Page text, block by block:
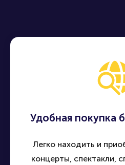
Удобная покупка
Легко находить и
концерты, спектакли,